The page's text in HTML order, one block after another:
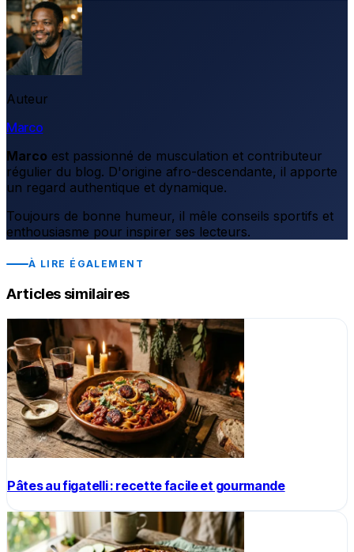
Auteur
Marco
Marco est passionné de musculation et contributeur
régulier du blog. D'origine afro-descendante, il apporte
un regard authentique et dynamique.
Toujours de bonne humeur, il mêle conseils sportifs et
enthousiasme pour inspirer ses lecteurs.
À LIRE ÉGALEMENT
Articles similaires
Pâtes au figatelli : recette facile et gourmande